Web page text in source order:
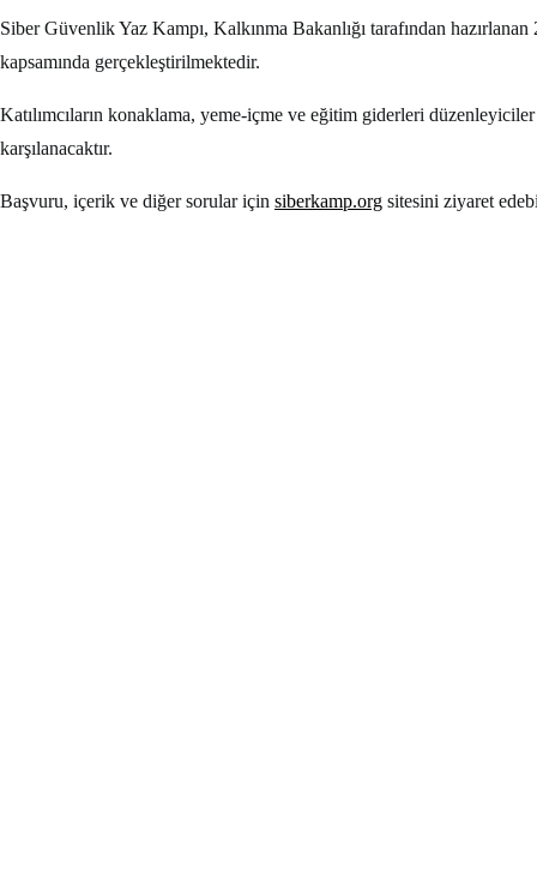
Siber Güvenlik Yaz Kampı, Kalkınma Bakanlığı tarafından
kapsamında gerçekleştirilmektedir.
Katılımcıların konaklama, yeme-içme ve eğitim giderleri düzenleyiciler
karşılanacaktır.
Başvuru, içerik ve diğer sorular için siberkamp.org sitesini ziyaret